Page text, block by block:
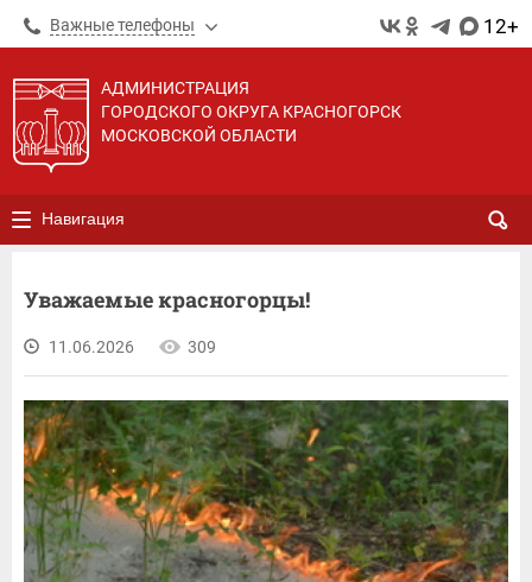
Важные телефоны 12+
АДМИНИСТРАЦИЯ
ГОРОДСКОГО ОКРУГА КРАСНОГОРСК
МОСКОВСКОЙ ОБЛАСТИ
Навигация
Уважаемые красногорцы!
11.06.2026 309